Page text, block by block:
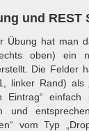
und REST
Übung hat man
oben) ein
Die Felder
linker Rand) als
Eintrag“
und
vom Typ